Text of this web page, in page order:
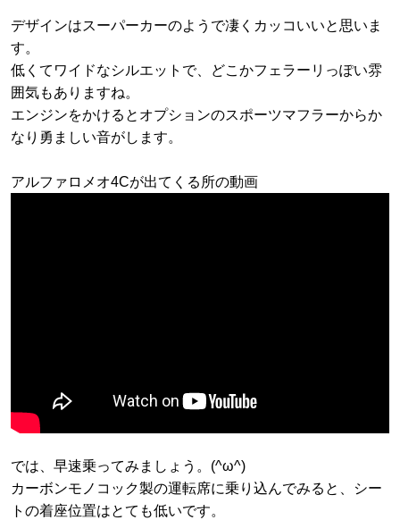
デザインはスーパーカーのようで凄くカッコいいと思いま
す。
低くてワイドなシルエットで、どこかフェラーリっぽい雰
囲気もありますね。
エンジンをかけるとオプションのスポーツマフラーからか
なり勇ましい音がします。
アルファロメオ4Cが出てくる所の動画
では、早速乗ってみましょう。(^ω^)
カーボンモノコック製の運転席に乗り込んでみると、シー
トの着座位置はとても低いです。